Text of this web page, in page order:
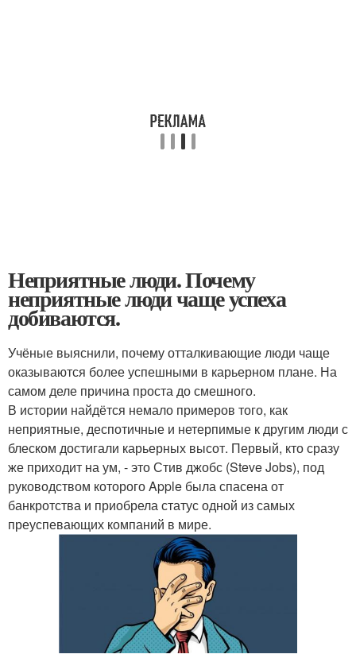
Неприятные люди. Почему
неприятные люди чаще успеха
добиваются.
Учёные выяснили, почему отталкивающие люди чаще
оказываются более успешными в карьерном плане. На
самом деле причина проста до смешного.
В истории найдётся немало примеров того, как
неприятные, деспотичные и нетерпимые к другим люди с
блеском достигали карьерных высот. Первый, кто сразу
же приходит на ум, - это Стив джобс (Steve Jobs), под
руководством которого Apple была спасена от
банкротства и приобрела статус одной из самых
преуспевающих компаний в мире.